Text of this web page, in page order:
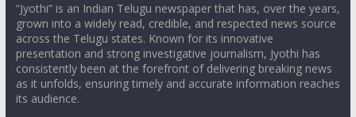
“Jyothi” is an Indian Telugu newspaper that has, over the years,
grown into a widely read, credible, and respected news source
across the Telugu states. Known for its innovative
presentation and strong investigative journalism, Jyothi has
consistently been at the forefront of delivering breaking news
as it unfolds, ensuring timely and accurate information reaches
its audience.